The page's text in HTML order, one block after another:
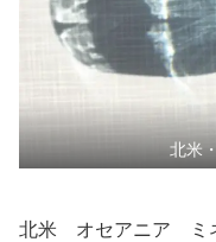
北米
北米 オセアニア ミ